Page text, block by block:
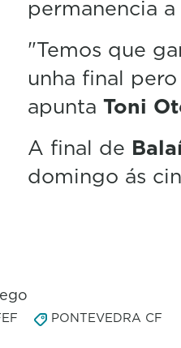
permanencia
"Temos que
unha final
apunta Toni
A final de
domingo ás
PONTEVEDRA CF